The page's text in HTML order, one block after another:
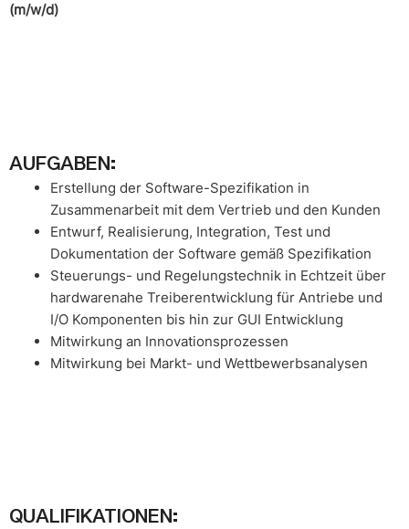
(m/w/d)
AUFGABEN:
Erstellung der Software-Spezifikation in
Zusammenarbeit mit dem Vertrieb und den Kunden
Entwurf, Realisierung, Integration, Test und
Dokumentation der Software gemäß Spezifikation
Steuerungs- und Regelungstechnik in Echtzeit über
hardwarenahe Treiberentwicklung für Antriebe und
I/O Komponenten bis hin zur GUI Entwicklung
Mitwirkung an Innovationsprozessen
Mitwirkung bei Markt- und Wettbewerbsanalysen
QUALIFIKATIONEN: